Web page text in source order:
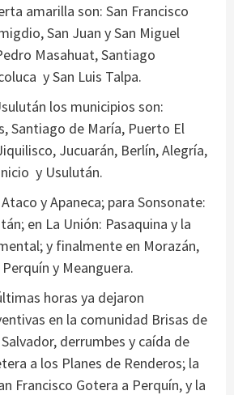
amarilla son: San Francisco
San Juan y San Miguel
Masahuat, Santiago
y San Luis Talpa.
los municipios son:
Santiago de María, Puerto El
Jucuarán, Berlín, Alegría,
y Usulután.
y Apaneca; para Sonsonate:
en La Unión: Pasaquina y la
y finalmente en Morazán,
y Meanguera.
horas ya dejaron
en la comunidad Brisas de
derrumbes y caída de
a los Planes de Renderos; la
Francisco Gotera a Perquín, y la